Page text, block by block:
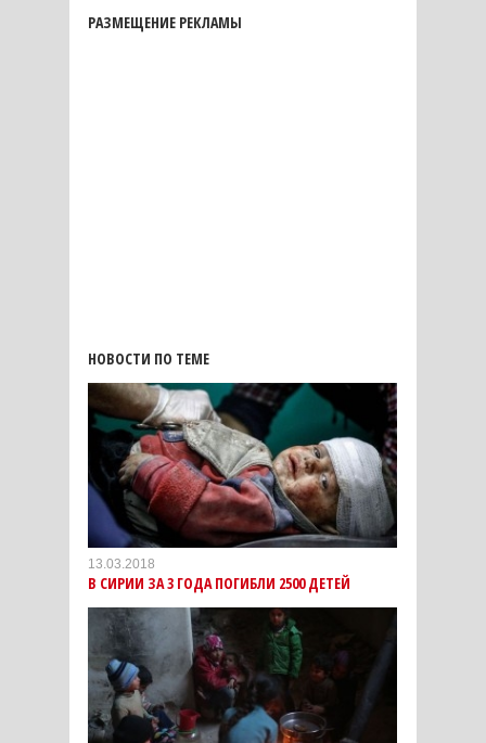
РАЗМЕЩЕНИЕ РЕКЛАМЫ
НОВОСТИ ПО ТЕМЕ
13.03.2018
В СИРИИ ЗА 3 ГОДА ПОГИБЛИ 2500 ДЕТЕЙ